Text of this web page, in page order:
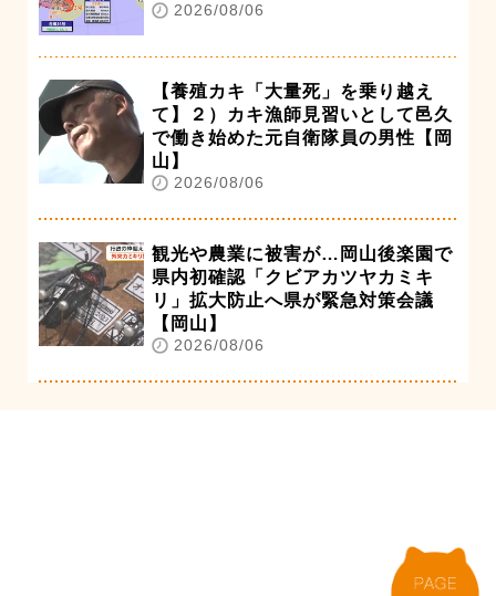
2026/08/06
【養殖カキ「大量死」を乗り越え
て】２）カキ漁師見習いとして邑久
で働き始めた元自衛隊員の男性【岡
山】
2026/08/06
観光や農業に被害が…岡山後楽園で
県内初確認「クビアカツヤカミキ
リ」拡大防止へ県が緊急対策会議
【岡山】
2026/08/06